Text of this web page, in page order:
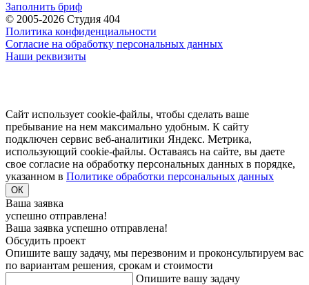
Заполнить бриф
© 2005-2026 Студия 404
Политика конфиденциальности
Согласие на обработку персональных данных
Наши реквизиты
Сайт использует cookie-файлы, чтобы сделать ваше
пребывание на нем максимально удобным. К cайту
подключен сервис веб-аналитики Яндекс. Метрика,
использующий cookie-файлы. Оставаясь на сайте, вы даете
свое согласие на обработку персональных данных в порядке,
указанном в Политике обработки персональных данных
ОК
Ваша заявка
успешно отправлена!
Ваша заявка успешно отправлена!
Обсудить проект
Опишите вашу задачу, мы перезвоним и проконсультируем вас
по вариантам решения, срокам и стоимости
Опишите вашу задачу